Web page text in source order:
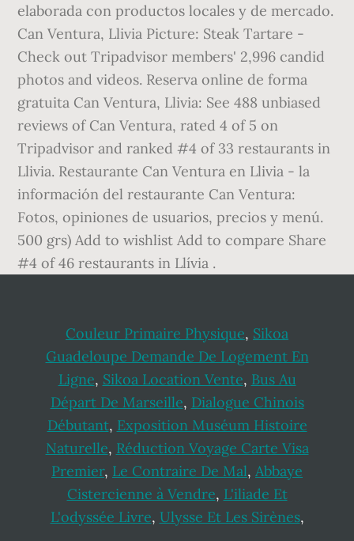
elaborada con productos locales y de mercado.
Can Ventura, Llivia Picture: Steak Tartare -
Check out Tripadvisor members' 2,996 candid
photos and videos. Reserva online de forma
gratuita Can Ventura, Llivia: See 488 unbiased
reviews of Can Ventura, rated 4 of 5 on
Tripadvisor and ranked #4 of 33 restaurants in
Llivia. Restaurante Can Ventura en Llivia - la
información del restaurante Can Ventura:
Fotos, opiniones de usuarios, precios y menú.
500 grs) Add to wishlist Add to compare Share
#4 of 46 restaurants in Llívia .
Couleur Primaire Physique, Sikoa
Guadeloupe Demande De Logement En
Ligne, Sikoa Location Vente, Bus Au
Départ De Marseille, Dialogue Chinois
Débutant, Exposition Muséum Histoire
Naturelle, Réduction Voyage Carte Visa
Premier, Le Contraire De Mal, Abbaye
Cistercienne à Vendre, L'iliade Et
L'odyssée Livre, Ulysse Et Les Sirènes,